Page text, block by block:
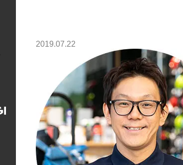
2019.07.22